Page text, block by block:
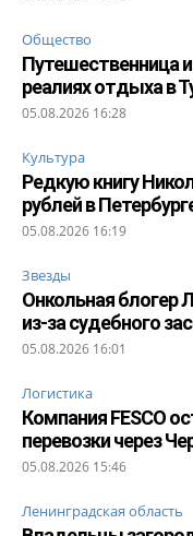
Общество
Путешественница
реалиях отдыха в
05.08.2026 16:28
Культура
Редкую книгу
рублей в
05.08.2026 16:19
Звезды
Онкольная блогер
из-за судебного
05.08.2026 16:01
Логистика
Компания FESCO
перевозки через
05.08.2026 15:46
Ленинградская область